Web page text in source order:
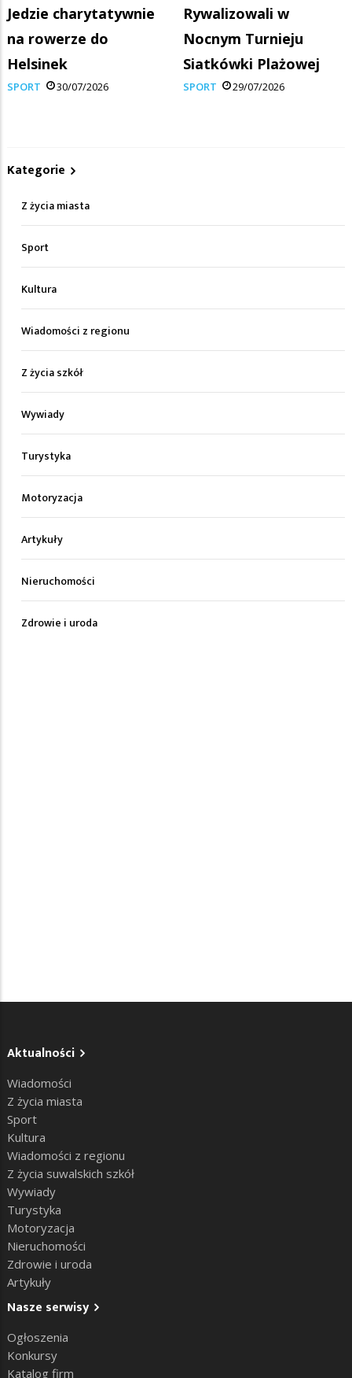
Jedzie charytatywnie
na rowerze do
Helsinek
SPORT 30/07/2026
Rywalizowali w
Nocnym Turnieju
Siatkówki Plażowej
SPORT 29/07/2026
Kategorie
Z życia miasta
Sport
Kultura
Wiadomości z regionu
Z życia szkół
Wywiady
Turystyka
Motoryzacja
Artykuły
Nieruchomości
Zdrowie i uroda
Aktualności
Wiadomości
Z życia miasta
Sport
Kultura
Wiadomości z regionu
Z życia suwalskich szkół
Wywiady
Turystyka
Motoryzacja
Nieruchomości
Zdrowie i uroda
Artykuły
Nasze serwisy
Ogłoszenia
Konkursy
Katalog firm